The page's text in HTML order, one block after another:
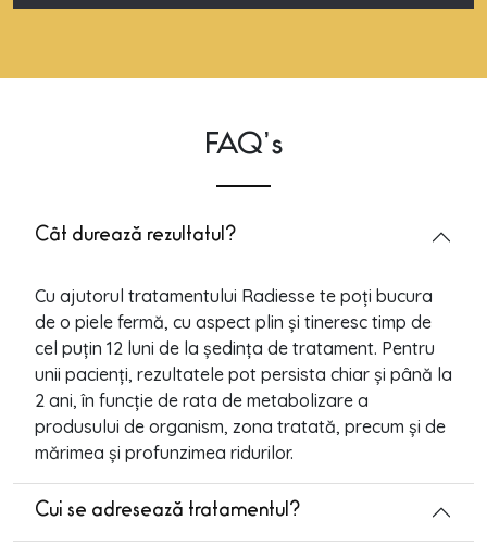
FAQ’s
Cât durează rezultatul?
Cu ajutorul tratamentului Radiesse te poți bucura
de o piele fermă, cu aspect plin și tineresc timp de
cel puțin 12 luni de la ședința de tratament. Pentru
unii pacienți, rezultatele pot persista chiar și până la
2 ani, în funcție de rata de metabolizare a
produsului de organism, zona tratată, precum și de
mărimea și profunzimea ridurilor.
Cui se adresează tratamentul?